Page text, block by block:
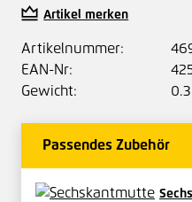
Artikel merken
Artikelnummer:
EAN-Nr:
Gewicht:
Passendes Zubehör